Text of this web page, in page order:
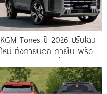
KGM Torres ปี 2026 ปรับโฉม
ใหม่ ทั้งภายนอก ภายใน พร้อม
เบนซิน เทอร์โบ